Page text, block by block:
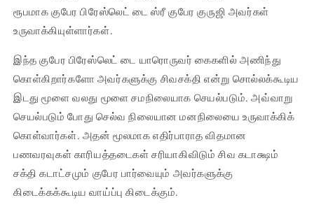
ரூபமாக குபேர பிரேஸ்லெட் டை ஸ்ரீ குபேர குருஜி அவர்கள்
உருவாக்கியுள்ளார்கள்.
இந்த குபேர பிரேஸ்லெட் டை யாரொருவர் கைகளில் அணிந்து
கொள்கிறார்களோ அவர்களுக்கு சிவசக்தி என்று சொல்லக்கூடிய
இடது மூளை வலது மூளை சமநிலையாக செயல்படும். அவ்வாறு
செயல்படும் போது செல்வ நிலையான மனநிலையை உருவாக்கிக்
கொள்வார்கள். அதன் மூலமாக எதிர்பாராத விதமான
பணவரவுகள் காரியத்தடைகள் சரியாகிவிடும் சிவ கடாக்ஷம்
சக்தி கடாட்சமும் குபேர பார்வையும் அவர்களுக்கு
கிடைக்கக்கூடிய வாய்ப்பு கிடைக்கும்.